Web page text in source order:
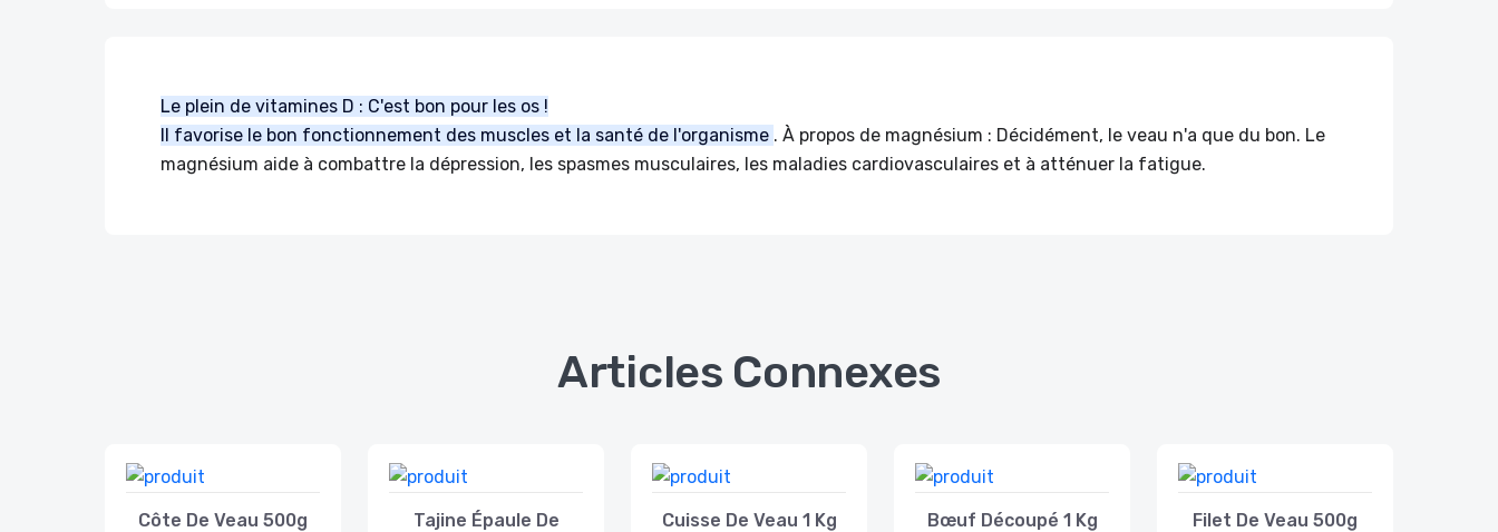
Le plein de vitamines D : C'est bon pour les os !
Il favorise le bon fonctionnement des muscles et la santé de l'organisme . À propos de magnésium : Décidément, le veau n'a que du bon. Le
magnésium aide à combattre la dépression, les spasmes musculaires, les maladies cardiovasculaires et à atténuer la fatigue.
Articles Connexes
Côte De Veau 500g
Tajine Épaule De
Cuisse De Veau 1 Kg
Bœuf Découpé 1 Kg
Filet De Veau 500g